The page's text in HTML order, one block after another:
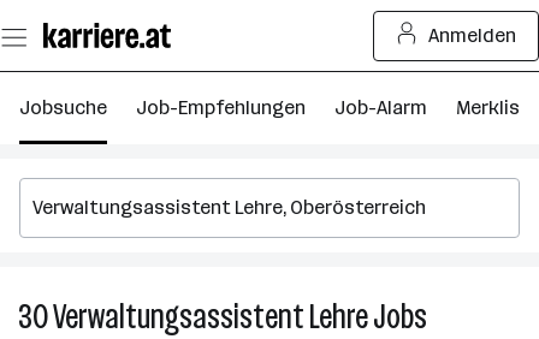
Seiteninhalt
springen
Anmelden
Jobsuche Job-Empfehlungen Job-Alarm Merkliste
30Verwaltungsassistent LehreJobs